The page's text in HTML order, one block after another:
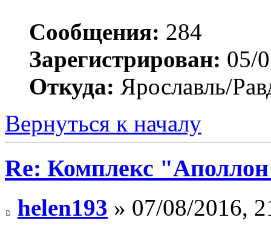
Сообщения: 284
Зарегистрирован: 05/
Откуда: Ярославль/
Вернуться к началу
Re: Комплекс
helen193 » 07/08/2016,